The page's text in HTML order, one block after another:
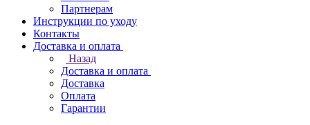
Партнерам
Инструкции по уходу
Контакты
Доставка и оплата
Назад
Доставка и оплата
Доставка
Оплата
Гарантии